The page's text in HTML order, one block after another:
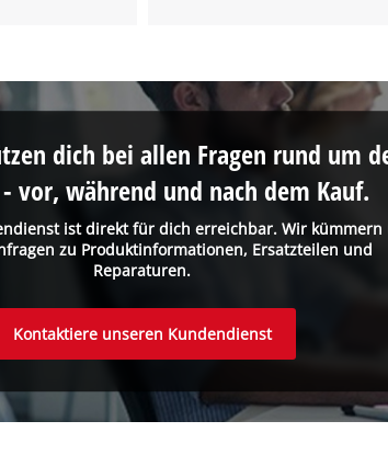
ist direkt für dich erreichbar. Wir kümmern
zu Produktinformationen, Ersatzteilen und
Reparaturen.
dich bei allen Fragen rund um
vor, während und nach dem Kauf.
Kontaktiere unseren Kundendienst